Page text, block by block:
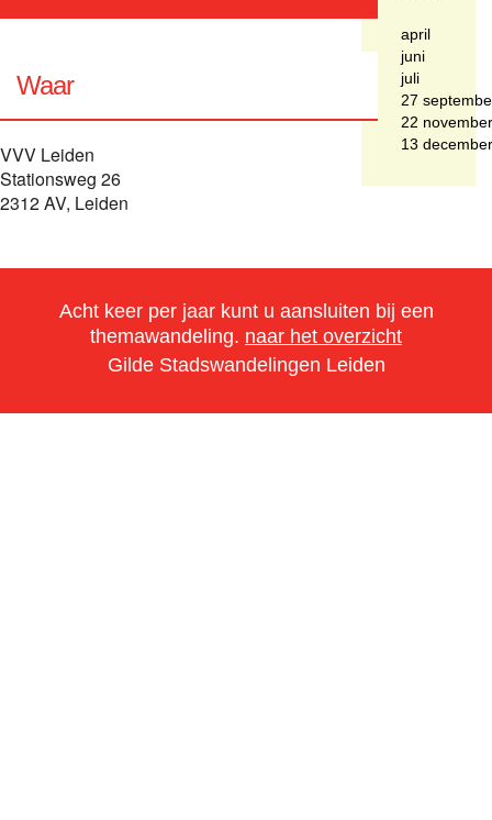
Waar
VVV Leiden
Stationsweg 26
2312 AV, Leiden
april
juni
juli
27
22 november
13 december
Acht keer per jaar kunt u aansluiten bij een
themawandeling. naar het overzicht
Gilde Stadswandelingen Leiden